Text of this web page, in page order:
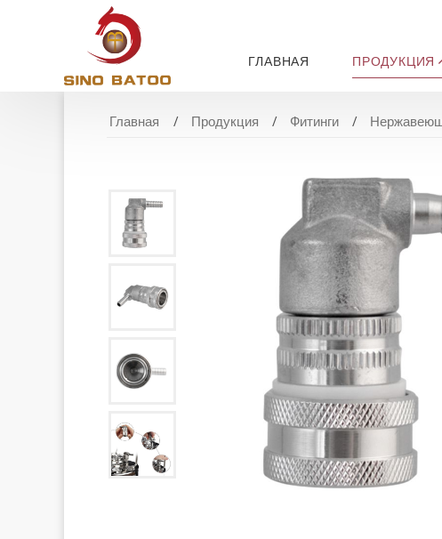
ГЛАВНАЯ ПРОДУКЦИЯ
Главная Продукция Фитинги